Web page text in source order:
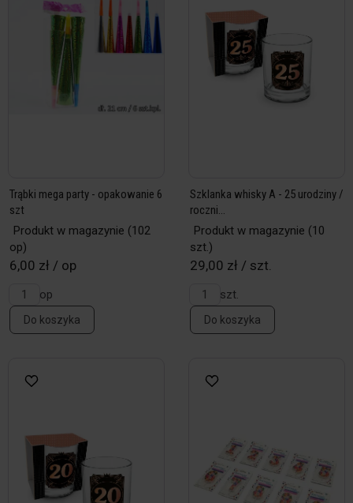
Trąbki mega party - opakowanie 6
szt
Produkt w magazynie (102
op)
6,00 zł / op
op
Do koszyka
Szklanka whisky A - 25 urodziny /
roczni...
Produkt w magazynie (10
szt.)
29,00 zł / szt.
szt.
Do koszyka